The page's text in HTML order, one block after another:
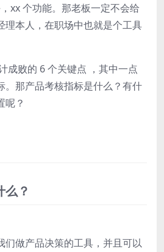
xx 个功能。那老板一定不会给
理本人，在职场中也就是个工具
成败的 6 个关键点 ，其中一点
那产品考核指标是什么？有什
呢？
么？
们做产品决策的工具，并且可以